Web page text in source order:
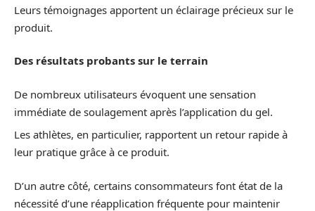
Leurs témoignages apportent un éclairage précieux sur le
produit.
Des résultats probants sur le terrain
De nombreux utilisateurs évoquent une sensation
immédiate de soulagement après l’application du gel.
Les athlètes, en particulier, rapportent un retour rapide à
leur pratique grâce à ce produit.
D’un autre côté, certains consommateurs font état de la
nécessité d’une réapplication fréquente pour maintenir